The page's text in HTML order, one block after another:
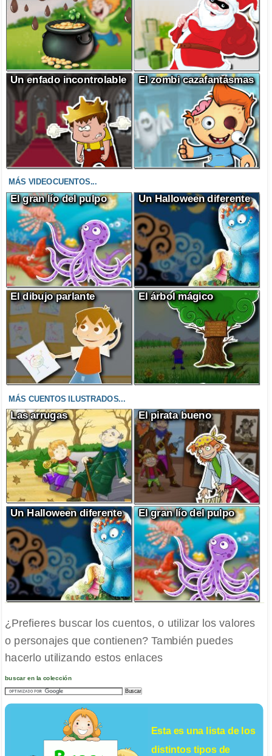
Un enfado incontrolable El zombi cazafantasmas
MÁS VIDEOCUENTOS...
El gran lío del pulpo Un Halloween diferente
El dibujo parlante El árbol mágico
MÁS CUENTOS ILUSTRADOS...
Las arrugas El pirata bueno
Un Halloween diferente El gran lío del pulpo
¿Prefieres buscar los cuentos, o utilizar los valores
o personajes que contienen? También puedes
hacerlo utilizando estos enlaces
buscar en la colección
Esta es una lista de los
distintos tipos de